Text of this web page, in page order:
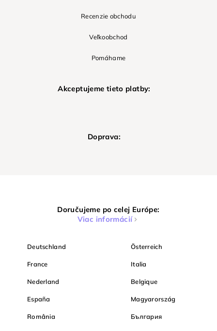
Recenzie obchodu
Veľkoobchod
Pomáhame
Akceptujeme tieto platby:
Doprava:
Doručujeme po celej Európe:
Viac informácií
Deutschland Österreich
France Italia
Nederland Belgique
España Magyarország
România България